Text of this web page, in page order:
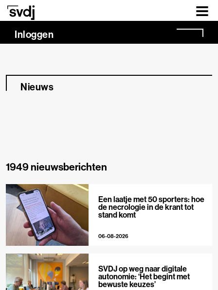
Naar hoofdinhoud
Inloggen
Nieuws
1949 nieuwsberichten
Een laatje met 50 sporters: hoe
de necrologie in de krant tot
stand komt
06-08-2026
SVDJ op weg naar digitale
autonomie: ‘Het begint met
bewuste keuzes’